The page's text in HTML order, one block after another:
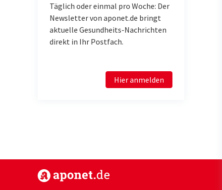
Täglich oder einmal pro Woche: Der
Newsletter von aponet.de bringt
aktuelle Gesundheits-Nachrichten
direkt in Ihr Postfach.
Hier anmelden